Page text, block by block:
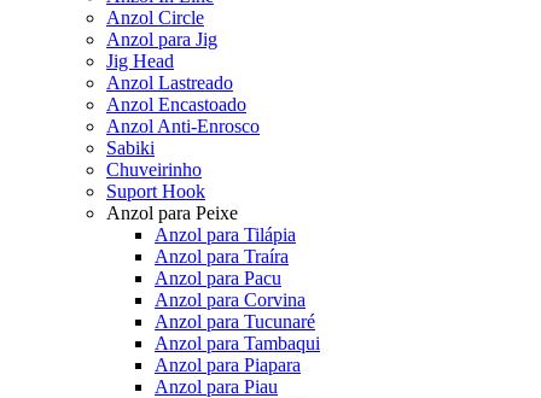
Anzol Circle
Anzol para Jig
Jig Head
Anzol Lastreado
Anzol Encastoado
Anzol Anti-Enrosco
Sabiki
Chuveirinho
Suport Hook
Anzol para Peixe
Anzol para Tilápia
Anzol para Traíra
Anzol para Pacu
Anzol para Corvina
Anzol para Tucunaré
Anzol para Tambaqui
Anzol para Piapara
Anzol para Piau